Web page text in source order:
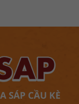
SÁP CẦU KÈ